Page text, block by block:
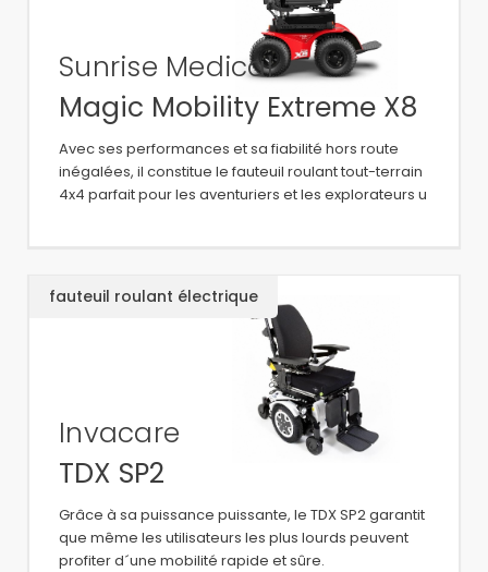
Sunrise Medical
Magic Mobility Extreme X8
Avec ses performances et sa fiabilité hors route
inégalées, il constitue le fauteuil roulant tout-terrain
4x4 parfait pour les aventuriers et les explorateurs u
fauteuil roulant électrique
Invacare
TDX SP2
Grâce à sa puissance puissante, le TDX SP2 garantit
que même les utilisateurs les plus lourds peuvent
profiter d´une mobilité rapide et sûre.